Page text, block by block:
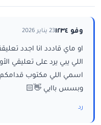
وفو ١٢٣٤ 23 يناير 2026
او ماي قاددد انا اجدد
اللي يبي يرد على تعليقي
اسمي اللي مكتوب قدامكم
وبسس باايي 👋🏻
رد